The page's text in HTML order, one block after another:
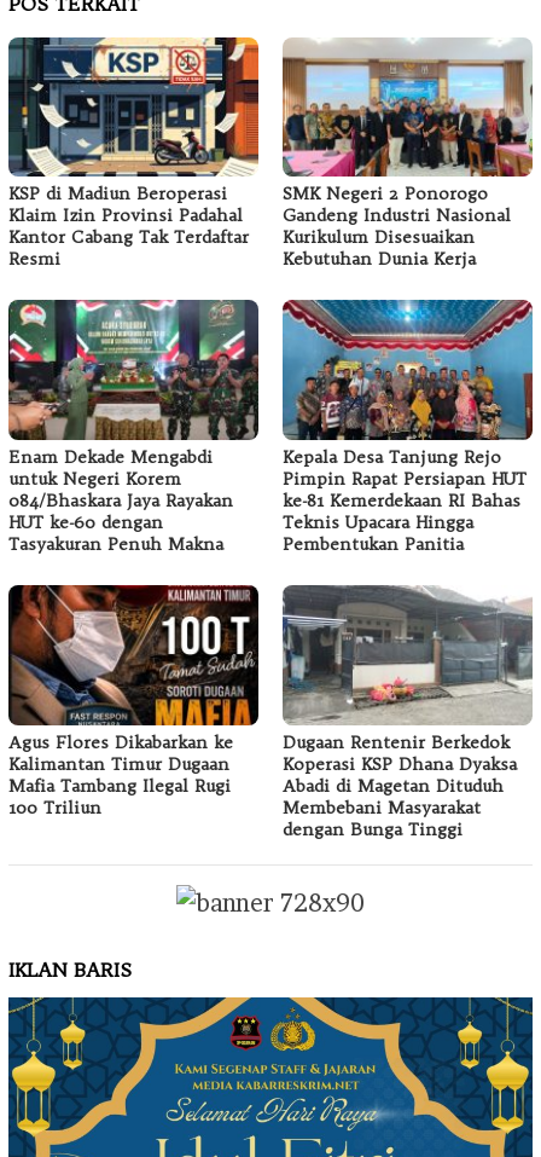
KSP di Madiun Beroperasi
Klaim Izin Provinsi Padahal
Kantor Cabang Tak Terdaftar
Resmi
SMK Negeri 2 Ponorogo
Gandeng Industri Nasional
Kurikulum Disesuaikan
Kebutuhan Dunia Kerja
Enam Dekade Mengabdi
untuk Negeri Korem
084/Bhaskara Jaya Rayakan
HUT ke-60 dengan
Tasyakuran Penuh Makna
Kepala Desa Tanjung Rejo
Pimpin Rapat Persiapan HUT
ke-81 Kemerdekaan RI Bahas
Teknis Upacara Hingga
Pembentukan Panitia
Agus Flores Dikabarkan ke
Kalimantan Timur Dugaan
Mafia Tambang Ilegal Rugi
100 Triliun
Dugaan Rentenir Berkedok
Koperasi KSP Dhana Dyaksa
Abadi di Magetan Dituduh
Membebani Masyarakat
dengan Bunga Tinggi
IKLAN BARIS